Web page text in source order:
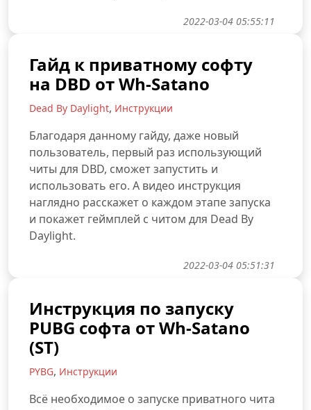
2022-03-04 05:55:11
Гайд к приватному софту
на DBD от Wh-Satano
Dead By Daylight, Инструкции
Благодаря данному гайду, даже новый
пользователь, первый раз использующий
читы для DBD, сможет запустить и
использовать его. А видео инструкция
наглядно расскажет о каждом этапе запуска
и покажет геймплей с читом для Dead By
Daylight.
2022-03-04 05:51:31
Инструкция по запуску
PUBG софта от Wh-Satano
(ST)
PYBG, Инструкции
Всё необходимое о запуске приватного чита